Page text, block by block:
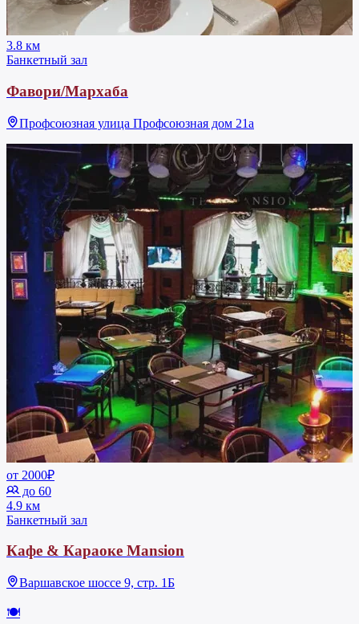
3.8 км
Банкетный зал
Фавори/Мархаба
Профсоюзная улица Профсоюзная дом 21а
от 2000₽
до 60
4.9 км
Банкетный зал
Кафе & Караоке Mansion
Варшавское шоссе 9, стр. 1Б
🍽